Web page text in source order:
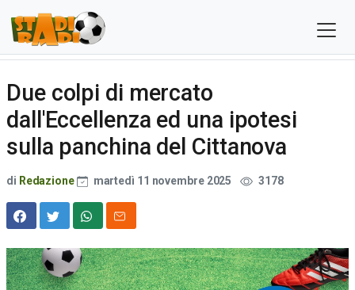
Due colpi di mercato
dall'Eccellenza ed una ipotesi
sulla panchina del Cittanova
di Redazione martedì 11 novembre 2025 3178